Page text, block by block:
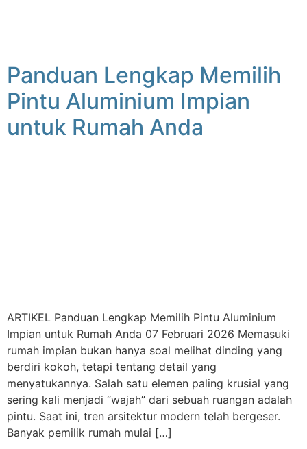
Panduan Lengkap Memilih
Pintu Aluminium Impian
untuk Rumah Anda
ARTIKEL Panduan Lengkap Memilih Pintu Aluminium
Impian untuk Rumah Anda 07 Februari 2026 Memasuki
rumah impian bukan hanya soal melihat dinding yang
berdiri kokoh, tetapi tentang detail yang
menyatukannya. Salah satu elemen paling krusial yang
sering kali menjadi “wajah” dari sebuah ruangan adalah
pintu. Saat ini, tren arsitektur modern telah bergeser.
Banyak pemilik rumah mulai […]